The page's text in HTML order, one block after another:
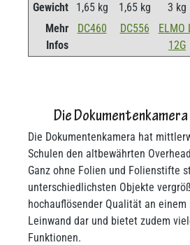
Gewicht
1,65 kg 1,65 kg 3 kg
Mehr
Infos
DC460 DC556
ELMO
12G
Die Dokumentenkamera
Die Dokumentenkamera hat
Schulen den altbewährten
Ganz ohne Folien und Folienstifte
unterschiedlichsten Objekte
hochauflösender Qualität an
Leinwand dar und bietet zudem
Funktionen.